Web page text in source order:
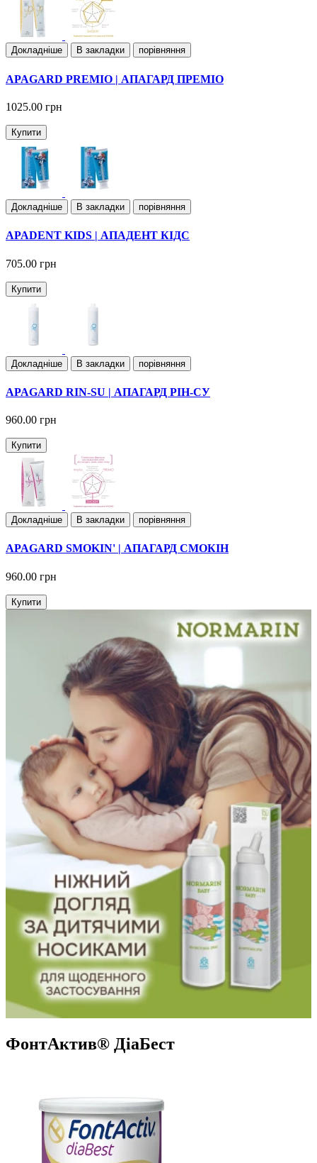
Докладнiше В закладки порівняння
APAGARD PREMIO | АПАГАРД ПРЕМІО
1025.00 грн
Купити
Докладнiше В закладки порівняння
APADENT KIDS | АПАДЕНТ КІДС
705.00 грн
Купити
Докладнiше В закладки порівняння
APAGARD RIN-SU | АПАГАРД РІН-СУ
960.00 грн
Купити
Докладнiше В закладки порівняння
APAGARD SMOKIN' | АПАГАРД СМОКІН
960.00 грн
Купити
ФонтАктив® ДіаБест